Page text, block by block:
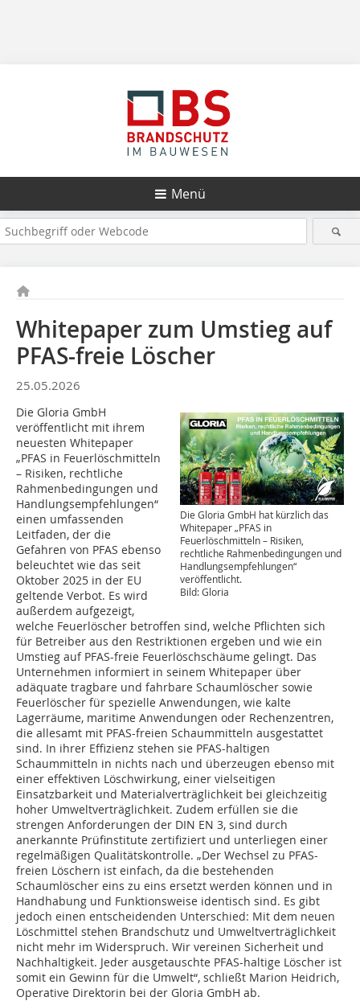
Menü
Whitepaper zum Umstieg auf
PFAS-freie Löscher
25.05.2026
Die Gloria GmbH hat kürzlich das
Whitepaper „PFAS in
Feuerlöschmitteln – Risiken,
rechtliche Rahmenbedingungen und
Handlungsempfehlungen“
veröffentlicht.
Bild: Gloria
Die Gloria GmbH
veröffentlicht mit ihrem
neuesten Whitepaper
„PFAS in Feuerlöschmitteln
– Risiken, rechtliche
Rahmenbedingungen und
Handlungsempfehlungen“
einen umfassenden
Leitfaden, der die
Gefahren von PFAS ebenso
beleuchtet wie das seit
Oktober 2025 in der EU
geltende Verbot. Es wird
außerdem aufgezeigt,
welche Feuerlöscher betroffen sind, welche Pflichten sich
für Betreiber aus den Restriktionen ergeben und wie ein
Umstieg auf PFAS-freie Feuerlöschschäume gelingt. Das
Unternehmen informiert in seinem Whitepaper über
adäquate tragbare und fahrbare Schaumlöscher sowie
Feuerlöscher für spezielle Anwendungen, wie kalte
Lagerräume, maritime Anwendungen oder Rechenzentren,
die allesamt mit PFAS-freien Schaummitteln ausgestattet
sind. In ihrer Effizienz stehen sie PFAS-haltigen
Schaummitteln in nichts nach und überzeugen ebenso mit
einer effektiven Löschwirkung, einer vielseitigen
Einsatzbarkeit und Materialverträglichkeit bei gleichzeitig
hoher Umweltverträglichkeit. Zudem erfüllen sie die
strengen Anforderungen der DIN EN 3, sind durch
anerkannte Prüfinstitute zertifiziert und unterliegen einer
regelmäßigen Qualitätskontrolle. „Der Wechsel zu PFAS-
freien Löschern ist einfach, da die bestehenden
Schaumlöscher eins zu eins ersetzt werden können und in
Handhabung und Funktionsweise identisch sind. Es gibt
jedoch einen entscheidenden Unterschied: Mit dem neuen
Löschmittel stehen Brandschutz und Umweltverträglichkeit
nicht mehr im Widerspruch. Wir vereinen Sicherheit und
Nachhaltigkeit. Jeder ausgetauschte PFAS-haltige Löscher ist
somit ein Gewinn für die Umwelt“, schließt Marion Heidrich,
Operative Direktorin bei der Gloria GmbH ab.